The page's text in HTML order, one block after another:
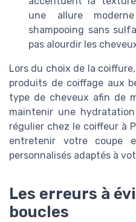
une allure
shampooing sans
pas alourdir les
Lors du choix de la
produits de coiffage aux
type de cheveux afin de
maintenir une
régulier chez le coiffeur à
entretenir votre coupe
personnalisés adaptés à
Les erreurs à
boucles